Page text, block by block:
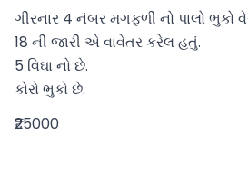
ગીરનાર 4 નંબર મગફળી નો પાલો ભુકો
18 ની જારી એ વાવેતર કરેલ હતું.
5 વિઘા નો છે.
કોરો ભુકો છે.
₹25000